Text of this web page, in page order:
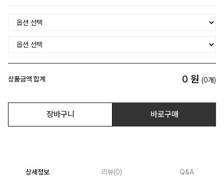
상품금액 합계 0 원 (0개)
장바구니 바로구매
상세정보 리뷰(0) Q&A